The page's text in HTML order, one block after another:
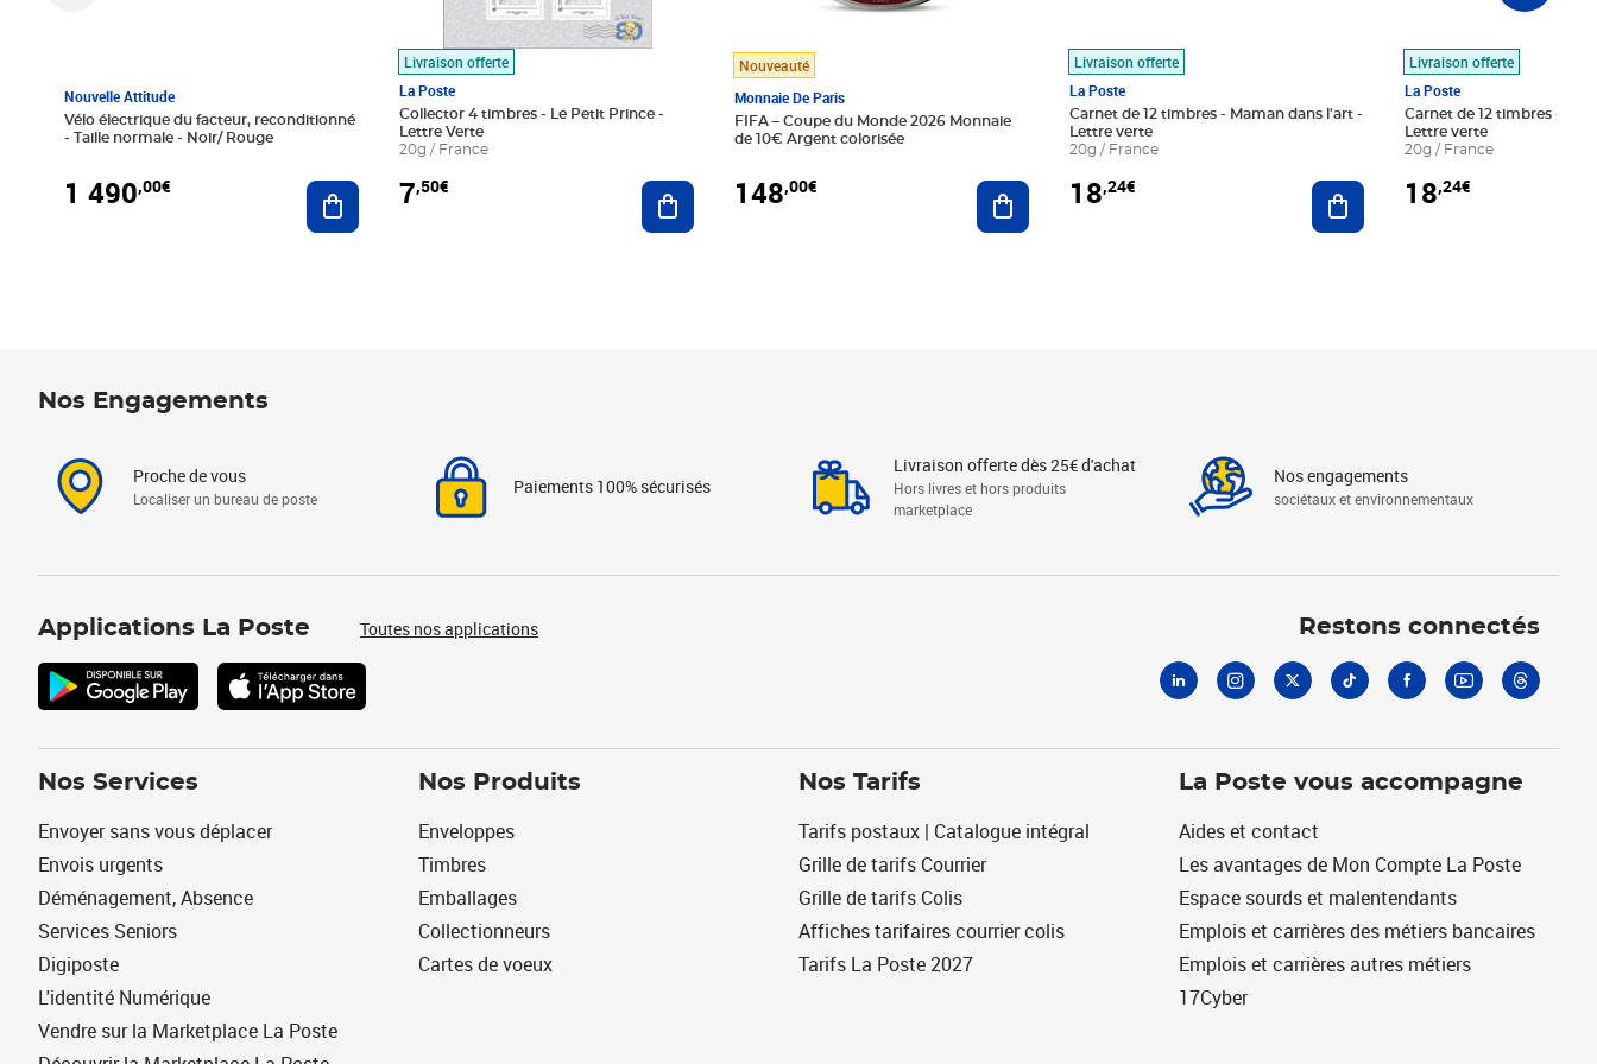
Nouvelle Attitude
Vélo électrique du facteur, reconditionné
- Taille normale - Noir/ Rouge
1 490,00€ Ajouter au panier
Livraison offerte
La Poste
Collector 4 timbres - Le Petit Prince -
Lettre Verte
20g / France
7,50€ Ajouter au panier
Nouveauté
Monnaie De Paris
FIFA – Coupe du Monde 2026 Monnaie
de 10€ Argent colorisée
148,00€ Ajouter au panier
Livraison offerte
La Poste
Carnet de 12 timbres - Maman dans l'art -
Lettre verte
20g / France
18,24€ Ajouter au panier
Livraison offerte
La Poste
Carnet de 12 timbres - Le
Lettre verte
20g / France
18,24€
Nos Engagements
Proche de vous
Localiser un bureau de poste
Paiements 100% sécurisés
Livraison offerte dès 25€ d'achat
Hors livres et hors produits
marketplace
Nos engagements
sociétaux et environnementaux
Applications La Poste Toutes nos applications Restons connectés
Nos Services
Envoyer sans vous déplacer
Envois urgents
Déménagement, Absence
Services Seniors
Digiposte
L'identité Numérique
Vendre sur la Marketplace La Poste
Nos Produits
Enveloppes
Timbres
Emballages
Collectionneurs
Cartes de voeux
Nos Tarifs
Tarifs postaux | Catalogue intégral
Grille de tarifs Courrier
Grille de tarifs Colis
Affiches tarifaires courrier colis
Tarifs La Poste 2027
La Poste vous accompagne
Aides et contact
Les avantages de Mon Compte La Poste
Espace sourds et malentendants
Emplois et carrières des métiers bancaires
Emplois et carrières autres métiers
17Cyber